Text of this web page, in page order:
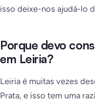
isso deixe-nos ajudá-lo
Porque devo
em Leiria?
Leiria é muitas vezes
Prata, e isso tem uma